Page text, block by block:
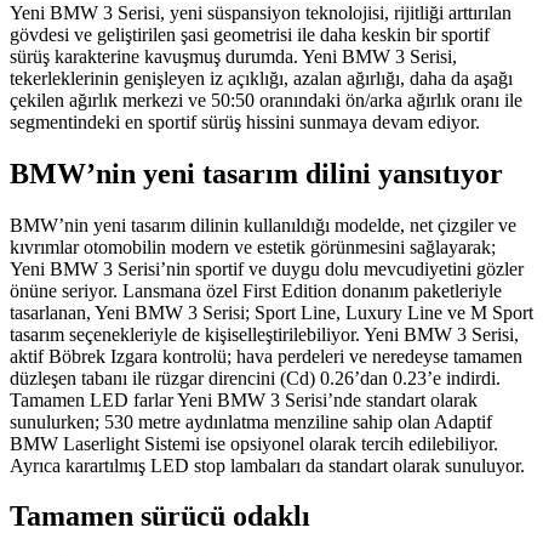
Yeni BMW 3 Serisi, yeni süspansiyon teknolojisi, rijitliği arttırılan
gövdesi ve geliştirilen şasi geometrisi ile daha keskin bir sportif
sürüş karakterine kavuşmuş durumda. Yeni BMW 3 Serisi,
tekerleklerinin genişleyen iz açıklığı, azalan ağırlığı, daha da aşağı
çekilen ağırlık merkezi ve 50:50 oranındaki ön/arka ağırlık oranı ile
segmentindeki en sportif sürüş hissini sunmaya devam ediyor.
BMW’nin yeni tasarım dilini yansıtıyor
BMW’nin yeni tasarım dilinin kullanıldığı modelde, net çizgiler ve
kıvrımlar otomobilin modern ve estetik görünmesini sağlayarak;
Yeni BMW 3 Serisi’nin sportif ve duygu dolu mevcudiyetini gözler
önüne seriyor. Lansmana özel First Edition donanım paketleriyle
tasarlanan, Yeni BMW 3 Serisi; Sport Line, Luxury Line ve M Sport
tasarım seçenekleriyle de kişiselleştirilebiliyor. Yeni BMW 3 Serisi,
aktif Böbrek Izgara kontrolü; hava perdeleri ve neredeyse tamamen
düzleşen tabanı ile rüzgar direncini (Cd) 0.26’dan 0.23’e indirdi.
Tamamen LED farlar Yeni BMW 3 Serisi’nde standart olarak
sunulurken; 530 metre aydınlatma menziline sahip olan Adaptif
BMW Laserlight Sistemi ise opsiyonel olarak tercih edilebiliyor.
Ayrıca karartılmış LED stop lambaları da standart olarak sunuluyor.
Tamamen sürücü odaklı